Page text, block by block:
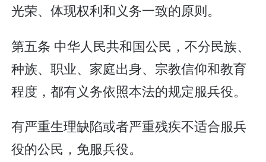
光荣、体现权利和义务一致的原则。
第五条 中华人民共和国公民，不分民族、
种族、职业、家庭出身、宗教信仰和教育
程度，都有义务依照本法的规定服兵役。
有严重生理缺陷或者严重残疾不适合服兵
役的公民，免服兵役。